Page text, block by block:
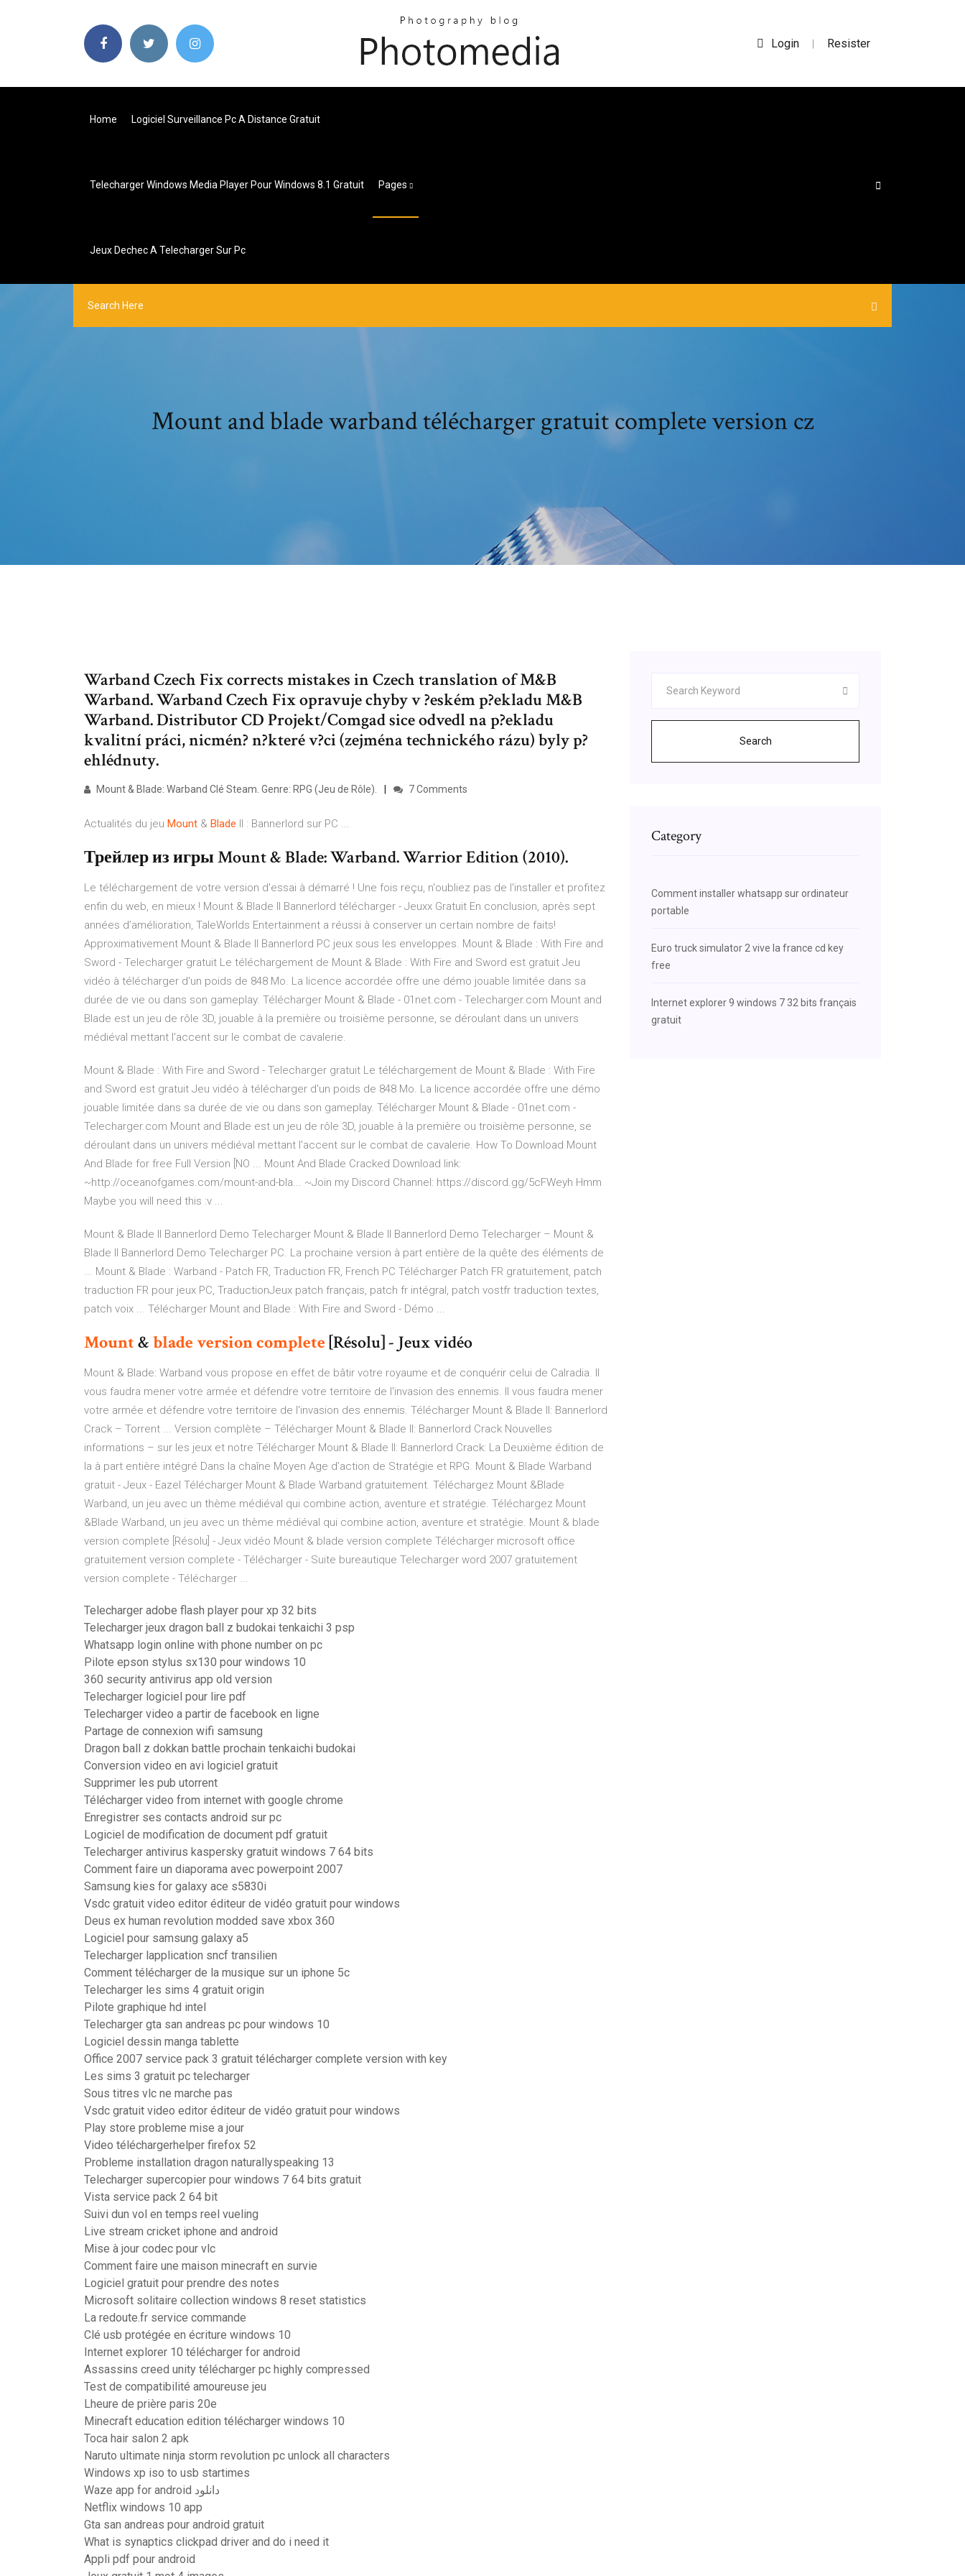
Login | Resister
Home Logiciel Surveillance Pc A Distance Gratuit
Telecharger Windows Media Player Pour Windows 8.1 Gratuit Pages
Jeux Dechec A Telecharger Sur Pc
Mount and blade warband télécharger gratuit complete version cz
Warband Czech Fix corrects mistakes in Czech translation of M&B
Warband. Warband Czech Fix opravuje chyby v ?eském p?ekladu M&B
Warband. Distributor CD Projekt/Comgad sice odvedl na p?ekladu
kvalitní práci, nicmén? n?které v?ci (zejména technického rázu) byly p?
ehlédnuty.
Mount & Blade: Warband Clé Steam. Genre: RPG (Jeu de Rôle). 7 Comments
Actualités du jeu Mount & Blade II : Bannerlord sur PC ...
Трейлер из игры Mount & Blade: Warband. Warrior Edition (2010).
Le téléchargement de votre version d'essai à démarré ! Une fois reçu, n'oubliez pas de l'installer et profitez
enfin du web, en mieux ! Mount & Blade II Bannerlord télécharger - Jeuxx Gratuit En conclusion, après sept
années d’amélioration, TaleWorlds Entertainment a réussi à conserver un certain nombre de faits!
Approximativement Mount & Blade II Bannerlord PC jeux sous les enveloppes. Mount & Blade : With Fire and
Sword - Telecharger gratuit Le téléchargement de Mount & Blade : With Fire and Sword est gratuit Jeu
vidéo à télécharger d'un poids de 848 Mo. La licence accordée offre une démo jouable limitée dans sa
durée de vie ou dans son gameplay. Télécharger Mount & Blade - 01net.com - Telecharger.com Mount and
Blade est un jeu de rôle 3D, jouable à la première ou troisième personne, se déroulant dans un univers
médiéval mettant l'accent sur le combat de cavalerie.
Mount & Blade : With Fire and Sword - Telecharger gratuit Le téléchargement de Mount & Blade : With Fire
and Sword est gratuit Jeu vidéo à télécharger d'un poids de 848 Mo. La licence accordée offre une démo
jouable limitée dans sa durée de vie ou dans son gameplay. Télécharger Mount & Blade - 01net.com -
Telecharger.com Mount and Blade est un jeu de rôle 3D, jouable à la première ou troisième personne, se
déroulant dans un univers médiéval mettant l'accent sur le combat de cavalerie. How To Download Mount
And Blade for free Full Version [NO ... Mount And Blade Cracked Download link:
~http://oceanofgames.com/mount-and-bla... ~Join my Discord Channel: https://discord.gg/5cFWeyh Hmm
Maybe you will need this :v ...
Mount & Blade II Bannerlord Demo Telecharger Mount & Blade II Bannerlord Demo Telecharger – Mount &
Blade II Bannerlord Demo Telecharger PC. La prochaine version à part entière de la quête des éléments de
... Mount & Blade : Warband - Patch FR, Traduction FR, French PC Télécharger Patch FR gratuitement, patch
traduction FR pour jeux PC, TraductionJeux patch français, patch fr intégral, patch vostfr traduction textes,
patch voix ... Télécharger Mount and Blade : With Fire and Sword - Démo ...
Mount&bladeversioncomplete[Résolu] - Jeux vidéo
Mount & Blade: Warband vous propose en effet de bâtir votre royaume et de conquérir celui de Calradia. Il
vous faudra mener votre armée et défendre votre territoire de l'invasion des ennemis. Il vous faudra mener
votre armée et défendre votre territoire de l'invasion des ennemis. Télécharger Mount & Blade II: Bannerlord
Crack – Torrent ... Version complète – Télécharger Mount & Blade II: Bannerlord Crack Nouvelles
informations – sur les jeux et notre Télécharger Mount & Blade II: Bannerlord Crack: La Deuxième édition de
la à part entière intégré Dans la chaîne Moyen Age d’action de Stratégie et RPG. Mount & Blade Warband
gratuit - Jeux - Eazel Télécharger Mount & Blade Warband gratuitement. Téléchargez Mount &Blade
Warband, un jeu avec un thème médiéval qui combine action, aventure et stratégie. Téléchargez Mount
&Blade Warband, un jeu avec un thème médiéval qui combine action, aventure et stratégie. Mount & blade
version complete [Résolu] - Jeux vidéo Mount & blade version complete Télécharger microsoft office
gratuitement version complete - Télécharger - Suite bureautique Telecharger word 2007 gratuitement
version complete - Télécharger ...
Telecharger adobe flash player pour xp 32 bits
Telecharger jeux dragon ball z budokai tenkaichi 3 psp
Whatsapp login online with phone number on pc
Pilote epson stylus sx130 pour windows 10
360 security antivirus app old version
Telecharger logiciel pour lire pdf
Telecharger video a partir de facebook en ligne
Partage de connexion wifi samsung
Dragon ball z dokkan battle prochain tenkaichi budokai
Conversion video en avi logiciel gratuit
Supprimer les pub utorrent
Télécharger video from internet with google chrome
Enregistrer ses contacts android sur pc
Logiciel de modification de document pdf gratuit
Telecharger antivirus kaspersky gratuit windows 7 64 bits
Comment faire un diaporama avec powerpoint 2007
Samsung kies for galaxy ace s5830i
Vsdc gratuit video editor éditeur de vidéo gratuit pour windows
Deus ex human revolution modded save xbox 360
Logiciel pour samsung galaxy a5
Telecharger lapplication sncf transilien
Comment télécharger de la musique sur un iphone 5c
Telecharger les sims 4 gratuit origin
Pilote graphique hd intel
Telecharger gta san andreas pc pour windows 10
Logiciel dessin manga tablette
Office 2007 service pack 3 gratuit télécharger complete version with key
Les sims 3 gratuit pc telecharger
Sous titres vlc ne marche pas
Vsdc gratuit video editor éditeur de vidéo gratuit pour windows
Play store probleme mise a jour
Video téléchargerhelper firefox 52
Probleme installation dragon naturallyspeaking 13
Telecharger supercopier pour windows 7 64 bits gratuit
Vista service pack 2 64 bit
Suivi dun vol en temps reel vueling
Live stream cricket iphone and android
Mise à jour codec pour vlc
Comment faire une maison minecraft en survie
Logiciel gratuit pour prendre des notes
Microsoft solitaire collection windows 8 reset statistics
La redoute.fr service commande
Clé usb protégée en écriture windows 10
Internet explorer 10 télécharger for android
Assassins creed unity télécharger pc highly compressed
Test de compatibilité amoureuse jeu
Lheure de prière paris 20e
Minecraft education edition télécharger windows 10
Toca hair salon 2 apk
Naruto ultimate ninja storm revolution pc unlock all characters
Windows xp iso to usb startimes
Waze app for android دانلود
Netflix windows 10 app
Gta san andreas pour android gratuit
What is synaptics clickpad driver and do i need it
Appli pdf pour android
Search
Category
Comment installer whatsapp sur ordinateur
portable
Euro truck simulator 2 vive la france cd key
free
Internet explorer 9 windows 7 32 bits français
gratuit